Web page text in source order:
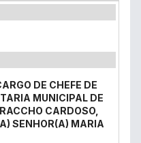
DE CHEFE DE
MUNICIPAL DE
CARDOSO,
SENHOR(A) MARIA